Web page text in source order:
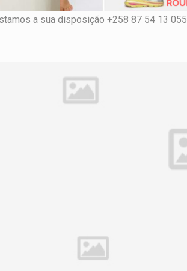
a sua disposição +258 87 54 13 055